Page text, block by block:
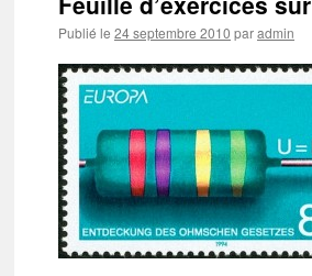
Publié le 24 septembre 2010 paradmin